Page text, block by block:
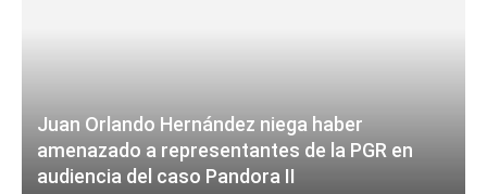
Juan Orlando Hernández niega haber
amenazado a representantes de la PGR en
audiencia del caso Pandora II